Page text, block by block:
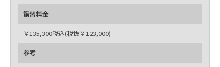
講習料金
￥135,300税込(税抜￥123,000)
参考